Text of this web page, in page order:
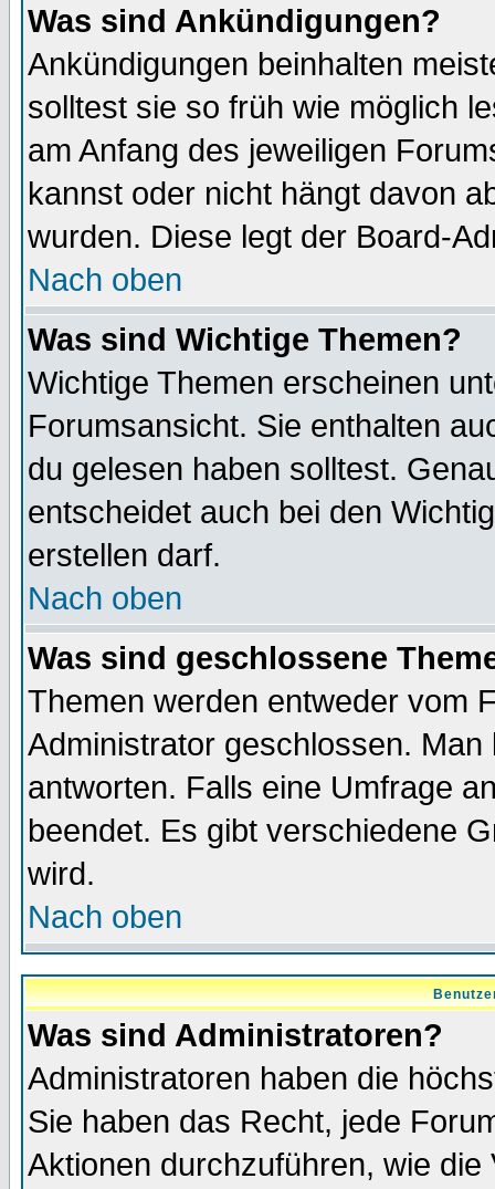
Was sind Ankündigungen?
Ankündigungen beinhalten
solltest sie so früh wie möglich
am Anfang des jeweiligen
kannst oder nicht hängt davon
wurden. Diese legt der Board-
Nach oben
Was sind Wichtige Themen?
Wichtige Themen erscheinen
Forumsansicht. Sie enthalten
du gelesen haben solltest.
entscheidet auch bei den
erstellen darf.
Nach oben
Was sind geschlossene
Themen werden entweder vom
Administrator geschlossen.
antworten. Falls eine Umfrage
beendet. Es gibt verschiedene
wird.
Nach oben
Was sind Administratoren?
Administratoren haben die
Sie haben das Recht, jede
Aktionen durchzuführen, wie